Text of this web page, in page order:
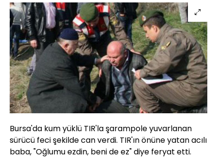
Bursa'da kum yüklü TIR'la şarampole yuvarlanan
sürücü feci şekilde can verdi. TIR'ın önüne yatan acılı
baba, "Oğlumu ezdin, beni de ez" diye feryat etti.